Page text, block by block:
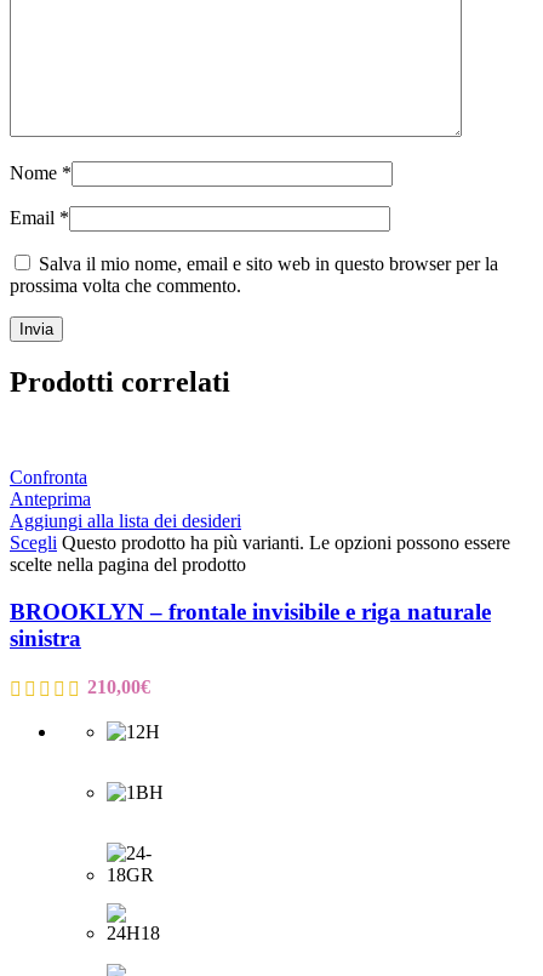
Nome *
Email *
Salva il mio nome, email e sito web in questo browser per la
prossima volta che commento.
Prodotti correlati
Confronta
Anteprima
Aggiungi alla lista dei desideri
Scegli Questo prodotto ha più varianti. Le opzioni possono essere
scelte nella pagina del prodotto
BROOKLYN – frontale invisibile e riga naturale
sinistra
210,00€